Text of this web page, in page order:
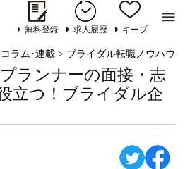

無料登録 求人履歴 キープ
コラム･連載 > ブライダル転職ノウハウ
ランナーの面接・志
立つ！ブライダル企